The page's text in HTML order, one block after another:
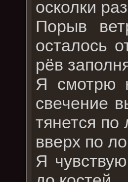
осколки
Порыв
осталось
рёв
Я смотрю
свечение
тянется по
вверх по
Я